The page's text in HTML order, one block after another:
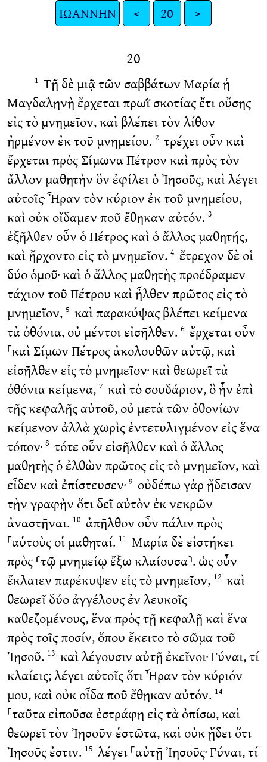
ΙΩΑΝΝΗΝ < 20 >
20
1 Τῇ δὲ μιᾷ τῶν σαββάτων Μαρία ἡ
Μαγδαληνὴ ἔρχεται πρωῒ σκοτίας ἔτι οὔσης
εἰς τὸ μνημεῖον, καὶ βλέπει τὸν λίθον
ἠρμένον ἐκ τοῦ μνημείου. 2 τρέχει οὖν καὶ
ἔρχεται πρὸς Σίμωνα Πέτρον καὶ πρὸς τὸν
ἄλλον μαθητὴν ὃν ἐφίλει ὁ Ἰησοῦς, καὶ λέγει
αὐτοῖς· Ἦραν τὸν κύριον ἐκ τοῦ μνημείου,
καὶ οὐκ οἴδαμεν ποῦ ἔθηκαν αὐτόν. 3
ἐξῆλθεν οὖν ὁ Πέτρος καὶ ὁ ἄλλος μαθητής,
καὶ ἤρχοντο εἰς τὸ μνημεῖον. 4 ἔτρεχον δὲ οἱ
δύο ὁμοῦ· καὶ ὁ ἄλλος μαθητὴς προέδραμεν
τάχιον τοῦ Πέτρου καὶ ἦλθεν πρῶτος εἰς τὸ
μνημεῖον, 5 καὶ παρακύψας βλέπει κείμενα
τὰ ὀθόνια, οὐ μέντοι εἰσῆλθεν. 6 ἔρχεται οὖν
⸀καὶ Σίμων Πέτρος ἀκολουθῶν αὐτῷ, καὶ
εἰσῆλθεν εἰς τὸ μνημεῖον· καὶ θεωρεῖ τὰ
ὀθόνια κείμενα, 7 καὶ τὸ σουδάριον, ὃ ἦν ἐπὶ
τῆς κεφαλῆς αὐτοῦ, οὐ μετὰ τῶν ὀθονίων
κείμενον ἀλλὰ χωρὶς ἐντετυλιγμένον εἰς ἕνα
τόπον· 8 τότε οὖν εἰσῆλθεν καὶ ὁ ἄλλος
μαθητὴς ὁ ἐλθὼν πρῶτος εἰς τὸ μνημεῖον, καὶ
εἶδεν καὶ ἐπίστευσεν· 9 οὐδέπω γὰρ ᾔδεισαν
τὴν γραφὴν ὅτι δεῖ αὐτὸν ἐκ νεκρῶν
ἀναστῆναι. 10 ἀπῆλθον οὖν πάλιν πρὸς
⸀αὑτοὺς οἱ μαθηταί. 11 Μαρία δὲ εἱστήκει
πρὸς ⸂τῷ μνημείῳ ἔξω κλαίουσα⸃. ὡς οὖν
ἔκλαιεν παρέκυψεν εἰς τὸ μνημεῖον, 12 καὶ
θεωρεῖ δύο ἀγγέλους ἐν λευκοῖς
καθεζομένους, ἕνα πρὸς τῇ κεφαλῇ καὶ ἕνα
πρὸς τοῖς ποσίν, ὅπου ἔκειτο τὸ σῶμα τοῦ
Ἰησοῦ. 13 καὶ λέγουσιν αὐτῇ ἐκεῖνοι· Γύναι, τί
κλαίεις; λέγει αὐτοῖς ὅτι Ἦραν τὸν κύριόν
μου, καὶ οὐκ οἶδα ποῦ ἔθηκαν αὐτόν. 14
⸀ταῦτα εἰποῦσα ἐστράφη εἰς τὰ ὀπίσω, καὶ
θεωρεῖ τὸν Ἰησοῦν ἑστῶτα, καὶ οὐκ ᾔδει ὅτι
Ἰησοῦς ἐστιν. 15 λέγει ⸀αὐτῇ Ἰησοῦς· Γύναι, τί